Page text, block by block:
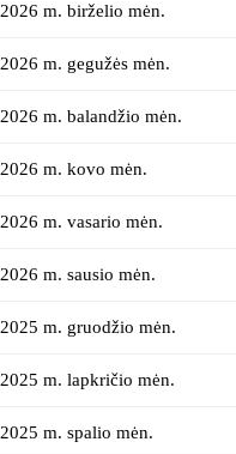
2026 m. birželio mėn.
2026 m. gegužės mėn.
2026 m. balandžio mėn.
2026 m. kovo mėn.
2026 m. vasario mėn.
2026 m. sausio mėn.
2025 m. gruodžio mėn.
2025 m. lapkričio mėn.
2025 m. spalio mėn.